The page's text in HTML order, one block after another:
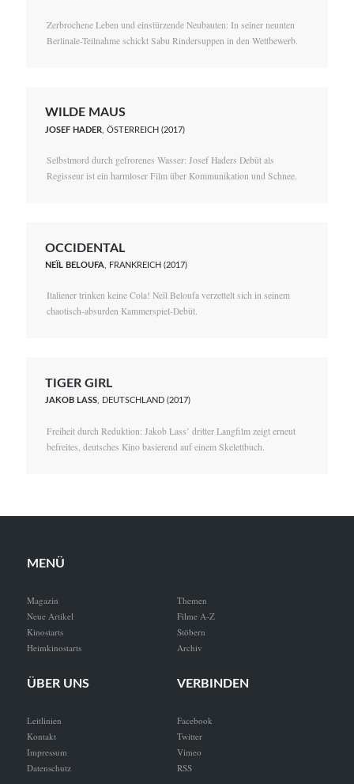
Zerbrochene Leben und einstürzende Neubauten: In seiner neunten
Berlinale-Teilnahme schickt Sabu Rindersuppen in den Wettbewerb.
WILDE MAUS
JOSEF HADER , ÖSTERREICH (2017)
Selbstmord durch gefrorenes Wasser: Josef Haders Debüt als
Regisseur ist ein harmloser Film über Kommunikation und Schnee.
OCCIDENTAL
NEÏL BELOUFA , FRANKREICH (2017)
Italiener trinken keine Cola! Neïl Beloufa verzettelt sich in seinem
chaotisch-absurden Kammerspiel-Debüt.
TIGER GIRL
JAKOB LASS, DEUTSCHLAND (2017)
Freiheit durch Reduktion: Jakob Lass’ dritter Langfilm zeigt erneut
befreites, deutsches Kino basierend auf einem Skelettbuch.
MENÜ
Magazin
Neue Artikel
Kinostarts
Heimkinostarts
Themen
Filme A-Z
Stöbern
Archiv
ÜBER UNS
Leitlinien
Kontakt
Impressum
Datenschutz
VERBINDEN
Facebook
Twitter
Vimeo
RSS